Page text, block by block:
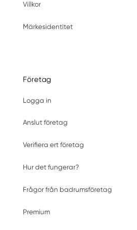
Villkor
Märkesidentitet
Företag
Logga in
Anslut företag
Verifiera ert företag
Hur det fungerar?
Frågor från badrumsföretag
Premium